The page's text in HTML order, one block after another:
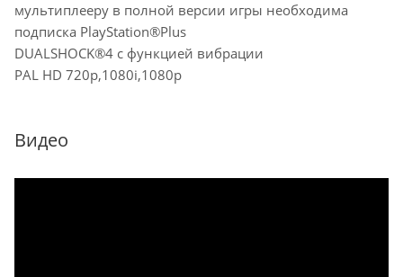
мультиплееру в полной версии игры необходима
подписка PlayStation®Plus
DUALSHOCK®4 с функцией вибрации
PAL HD 720p,1080i,1080p
Видео